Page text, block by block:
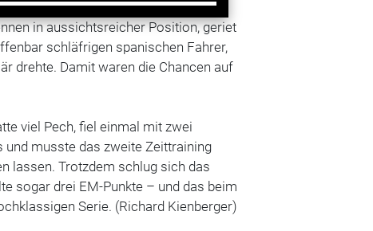
Race. Markus Oestreich im
in aussichtsreicher Position, geriet
schläfrigen spanischen Fahrer,
drehte. Damit waren die Chancen auf
viel Pech, fiel einmal mit zwei
musste das zweite Zeittraining
lassen. Trotzdem schlug sich das
sogar drei EM-Punkte – und das beim
Serie. (Richard Kienberger)